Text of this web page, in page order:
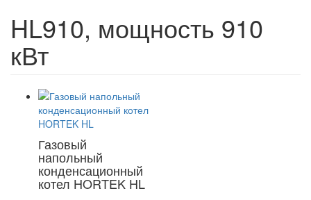
HL910, мощность 910
кВт
Газовый
напольный
конденсационный
котел HORTEK HL